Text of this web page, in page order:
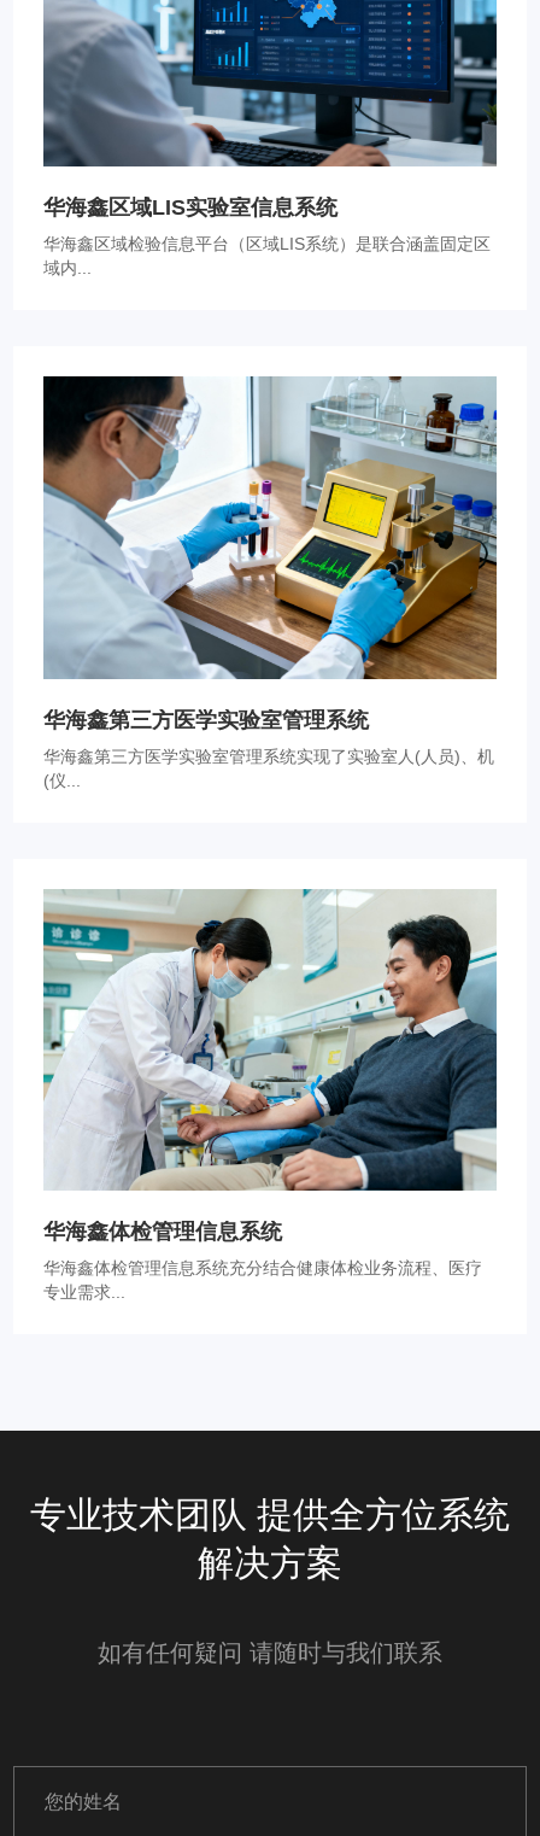
华海鑫区域LIS实验室信息系统
华海鑫区域检验信息平台（区域LIS系统）是联合涵盖固定区
域内...
华海鑫第三方医学实验室管理系统
华海鑫第三方医学实验室管理系统实现了实验室人(人员)、机
(仪...
华海鑫体检管理信息系统
华海鑫体检管理信息系统充分结合健康体检业务流程、医疗
专业需求...
专业技术团队 提供全方位系统
解决方案
如有任何疑问 请随时与我们联系